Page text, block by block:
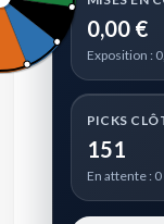
0,00 €
Exposition :
PICKS
151
En attente : 0